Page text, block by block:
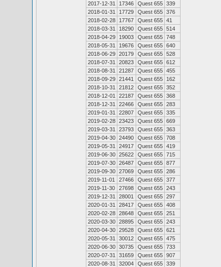
2017-12-31
17346 Quest 655 339
2018-01-31
17729 Quest 655 376
2018-02-28
17767 Quest 655 41
2018-03-31
18290 Quest 655 514
2018-04-29
19003 Quest 655 748
2018-05-31
19676 Quest 655 640
2018-06-29 20179 Quest 655 528
2018-07-31
20823 Quest 655 612
2018-08-31
21287 Quest 655 455
2018-09-29 21441 Quest 655
162
2018-10-31
21812 Quest 655 352
2018-12-01
22187 Quest 655 368
2018-12-31
22466 Quest 655 283
2019-01-31
22807 Quest 655 335
2019-02-28 23423 Quest 655 669
2019-03-31
23793 Quest 655 363
2019-04-30 24490 Quest 655 708
2019-05-31
24917 Quest 655 419
2019-06-30 25622 Quest 655 715
2019-07-30 26487 Quest 655 877
2019-09-30 27069 Quest 655 286
2019-11-01
27466 Quest 655 377
2019-11-30
27698 Quest 655 243
2019-12-31
28001 Quest 655 297
2020-01-31
28417 Quest 655 408
2020-02-28 28648 Quest 655 251
2020-03-30 28895 Quest 655 243
2020-04-30 29528 Quest 655 621
2020-05-31
30012 Quest 655 475
2020-06-30 30735 Quest 655 733
2020-07-31
31659 Quest 655 907
2020-08-31
32004 Quest 655 339